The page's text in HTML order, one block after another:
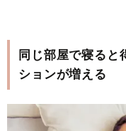
同じ部屋で寝る
ションが増える